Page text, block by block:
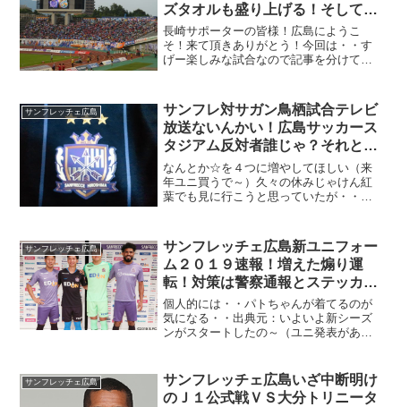
ズタオルも盛り上げる！そして開
始の笛が鳴る！
長崎サポーターの皆様！広島にようこ
そ！来て頂きありがとう！今回は・・す
げー楽しみな試合なので記事を分けて書
かなり暑くなりそうなので対策をしっか
りして向かってください。
サンフレッチェ広島
サンフレ対サガン鳥栖試合テレビ
放送ないんかい！広島サッカース
タジアム反対者誰じゃ？それと予
算対策！
なんとか☆を４つに増やしてほしい（来
年ユニ買うで～）久々の休みじゃけん紅
葉でも見に行こうと思っていたが・・昼
鳥栖戦生で見たかったの～、かなり出費
があったけん仕方なしにパ...
サンフレッチェ広島
サンフレッチェ広島新ユニフォー
ム２０１９速報！増えた煽り運
転！対策は警察通報とステッカ
ー？
個人的には・・パトちゃんが着てるのが
気になる・・出典元：いよいよ新シーズ
ンがスタートしたの～（ユニ発表があっ
がの～それとは別に・・困ったこともし
ばしば・・
サンフレッチェ広島
サンフレッチェ広島いざ中断明け
のＪ１公式戦ＶＳ大分トリニータ